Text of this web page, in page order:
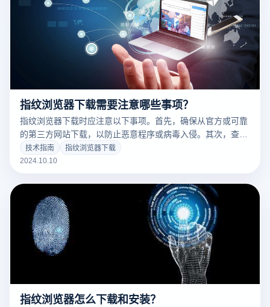
指纹浏览器下载需要注意哪些事项？
指纹浏览器下载时应注意以下事项。首先，确保从官方或可靠
的第三方网站下载，以防止恶意程序或病毒入侵。其次，查看
浏览器的最新版本信息，并选择适合您自己操作系统的版本。
此外，您还应该了解浏览器的隐私政策和功能限制，以确保它
技术指南
指纹浏览器下载
2024.10.10
指纹浏览器怎么下载和安装？